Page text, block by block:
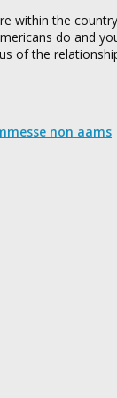
within the
do and
of the
non aams